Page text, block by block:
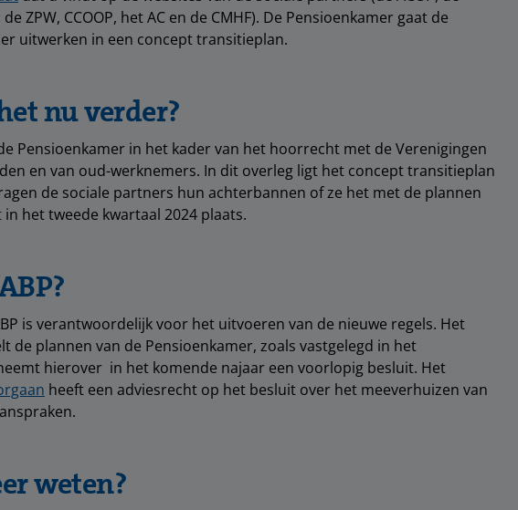
ZPW, CCOOP, het AC en de CMHF). De Pensioenkamer gaat de
uitwerken in een concept transitieplan.
nu verder?
Pensioenkamer in het kader van het hoorrecht met de Verenigingen
en van oud-werknemers. In dit overleg ligt het concept transitieplan
de sociale partners hun achterbannen of ze het met de plannen
het tweede kwartaal 2024 plaats.
is verantwoordelijk voor het uitvoeren van de nieuwe regels. Het
de plannen van de Pensioenkamer, zoals vastgelegd in het
hierover in het komende najaar een voorlopig besluit. Het
heeft een adviesrecht op het besluit over het meeverhuizen van
weten?